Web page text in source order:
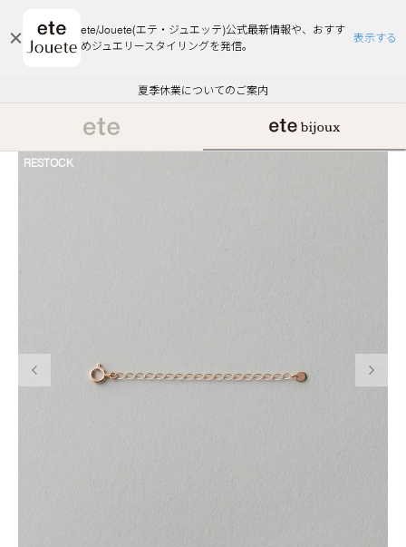
ete/Jouete(エテ・ジュエッテ)公式最新情報や、おすす
めジュエリースタイリングを発信。
表示する
エコラッピング及びエコポイント付与のご案内
ご注文いただいたお品物のお届け状況について
夏季休業についてのご案内
WEB Limited Items >>
採用のご案内
悪質な偽サイトにご注意ください
エコラッピング及びエコポイント付与のご案内
ご注文いただいたお品物のお届け状況について
RESTOCK